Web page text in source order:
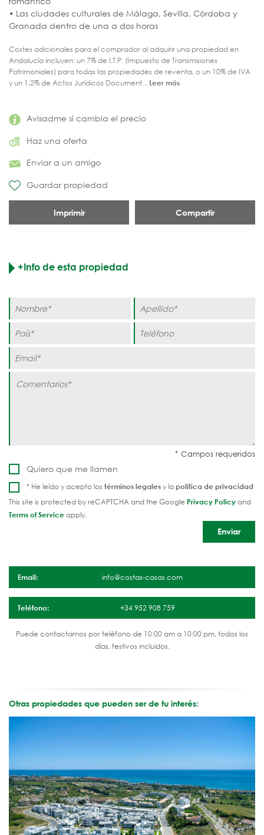
Avisadme si cambia el precio
Haz una oferta
Enviar a un amigo
Guardar propiedad
Imprimir Compartir
• Las ciudades culturales de Málaga, Sevilla, Córdoba y
Granada dentro de una a dos horas
Costes adicionales para el comprador al adquirir una propiedad en
Andalucía incluyen: un 7% de I.T.P. (Impuesto de Transmisiones
Patrimoniales) para todas las propiedades de reventa, o un 10% de IVA
y un 1,2% de Actos Jurídicos Document... Leer más
+Info de esta propiedad
Quiero que me llamen
* He leído y acepto los términos legalesy lapolítica de privacidad
This site is protected by reCAPTCHA and the Google Privacy Policyand
Terms of Serviceapply.
Email: info@costas-casas.com
Teléfono: +34 952 908 759
Puede contactarnos por teléfono de 10:00 am a 10:00 pm, todos los
días, festivos incluidos.
Otras propiedades que pueden ser de tu interés: